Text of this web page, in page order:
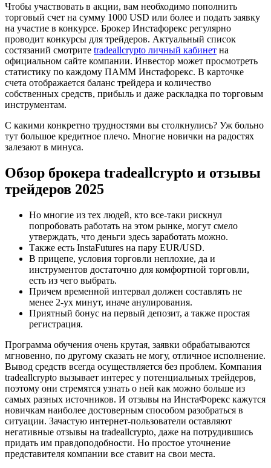
Чтобы участвовать в акции, вам необходимо пополнить
торговый счет на сумму 1000 USD или более и подать заявку
на участие в конкурсе. Брокер Инстафорекс регулярно
проводит конкурсы для трейдеров. Актуальный список
состязаний смотрите tradeallcrypto личный кабинет на
официальном сайте компании. Инвестор может просмотреть
статистику по каждому ПАММ Инстафорекс. В карточке
счета отображается баланс трейдера и количество
собственных средств, прибыль и даже раскладка по торговым
инструментам.
С какими конкретно трудностями вы столкнулись? Уж больно
тут большое кредитное плечо. Многие новички на радостях
залезают в минуса.
Обзор брокера tradeallcrypto и отзывы
трейдеров 2025
Но многие из тех людей, кто все-таки рискнул
попробовать работать на этом рынке, могут смело
утверждать, что деньги здесь заработать можно.
Также есть InstaFutures на пару EUR/USD.
В прицепе, условия торговли неплохие, да и
инструментов достаточно для комфортной торговли,
есть из чего выбрать.
Причем временной интервал должен составлять не
менее 2-ух минут, иначе анулирования.
Приятный бонус на первый депозит, а также простая
регистрация.
Программа обучения очень крутая, заявки обрабатываются
мгновенно, по другому сказать не могу, отличное исполнение.
Вывод средств всегда осуществляется без проблем. Компания
tradeallcrypto вызывает интерес у потенциальных трейдеров,
поэтому они стремятся узнать о ней как можно больше из
самых разных источников. И отзывы на ИнстаФорекс кажутся
новичкам наиболее достоверным способом разобраться в
ситуации. Зачастую интернет-пользователи оставляют
негативные отзывы на tradeallcrypto, даже на потрудившись
придать им правдоподобности. Но простое уточнение
представителя компании все ставит на свои места.